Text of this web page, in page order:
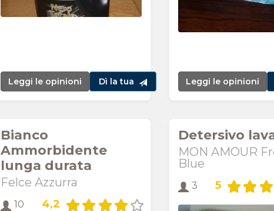
Leggi le opinioni Dì la tua Leggi le opinioni
Bianco
Ammorbidente
lunga durata
Felce Azzurra
10 4,2
Detersivo
MON AMOUR
Blue
3 5